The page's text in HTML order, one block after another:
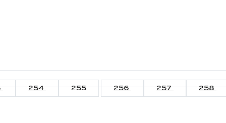
254 255 256 257 258